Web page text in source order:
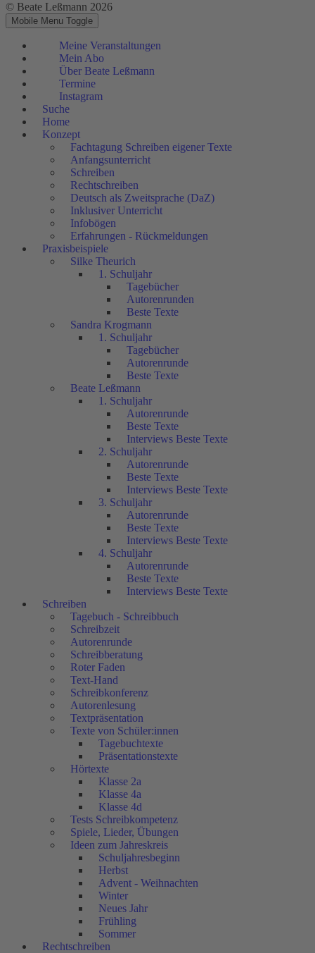
© Beate Leßmann 2026
Mobile Menu Toggle
Meine Veranstaltungen
Mein Abo
Über Beate Leßmann
Termine
Instagram
Suche
Home
Konzept
Fachtagung Schreiben eigener Texte
Anfangsunterricht
Schreiben
Rechtschreiben
Deutsch als Zweitsprache (DaZ)
Inklusiver Unterricht
Infobögen
Erfahrungen - Rückmeldungen
Praxisbeispiele
Silke Theurich
1. Schuljahr
Tagebücher
Autorenrunden
Beste Texte
Sandra Krogmann
1. Schuljahr
Tagebücher
Autorenrunde
Beste Texte
Beate Leßmann
1. Schuljahr
Autorenrunde
Beste Texte
Interviews Beste Texte
2. Schuljahr
Autorenrunde
Beste Texte
Interviews Beste Texte
3. Schuljahr
Autorenrunde
Beste Texte
Interviews Beste Texte
4. Schuljahr
Autorenrunde
Beste Texte
Interviews Beste Texte
Schreiben
Tagebuch - Schreibbuch
Schreibzeit
Autorenrunde
Schreibberatung
Roter Faden
Text-Hand
Schreibkonferenz
Autorenlesung
Textpräsentation
Texte von Schüler:innen
Tagebuchtexte
Präsentationstexte
Hörtexte
Klasse 2a
Klasse 4a
Klasse 4d
Tests Schreibkompetenz
Spiele, Lieder, Übungen
Ideen zum Jahreskreis
Schuljahresbeginn
Herbst
Advent - Weihnachten
Winter
Neues Jahr
Frühling
Sommer
Rechtschreiben